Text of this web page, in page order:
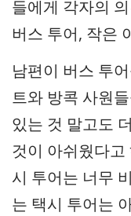
들에게 각자의
버스 투어, 작은
남편이 버스 투
트와 방콕 사원
있는 것 말고도
것이 아쉬웠다고
시 투어는 너무
는 택시 투어는